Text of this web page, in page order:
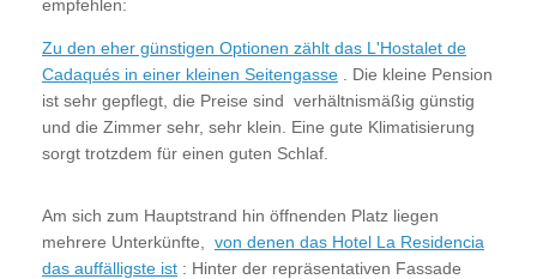
empfehlen:
Zu den eher günstigen Optionen zählt das L'Hostalet de
Cadaqués in einer kleinen Seitengasse . Die kleine Pension
ist sehr gepflegt, die Preise sind verhältnismäßig günstig
und die Zimmer sehr, sehr klein. Eine gute Klimatisierung
sorgt trotzdem für einen guten Schlaf.
Am sich zum Hauptstrand hin öffnenden Platz liegen
mehrere Unterkünfte, von denen das Hotel La Residencia
das auffälligste ist : Hinter der repräsentativen Fassade